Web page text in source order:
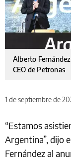
Alberto
CEO de Petronas
1 de septiembre de
“Estamos
Argentina”, dijo
Fernández al